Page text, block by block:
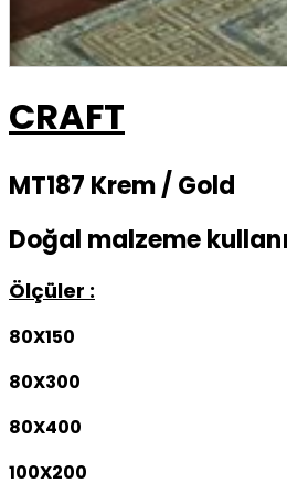
CRAFT
MT187 Krem / Gold
Doğal malzeme
Ölçüler :
80X150
80X300
80X400
100X200